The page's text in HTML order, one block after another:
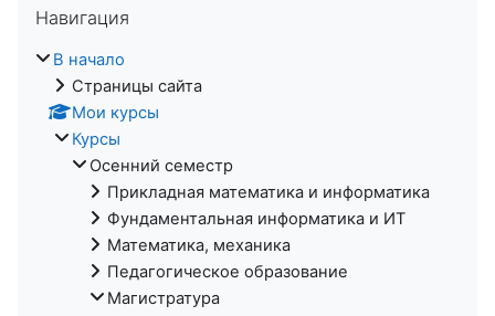
Навигация
В начало
Страницы сайта
Мои курсы
Курсы
Осенний семестр
Прикладная математика и информатика
Фундаментальная информатика и ИТ
Математика, механика
Педагогическое образование
Магистратура